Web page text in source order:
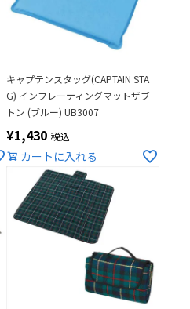
キャプテンスタッグ(CAPTAIN STA
G) インフレーティングマットザブ
トン (ブルー) UB3007
¥1,430 税込
カートに入れる